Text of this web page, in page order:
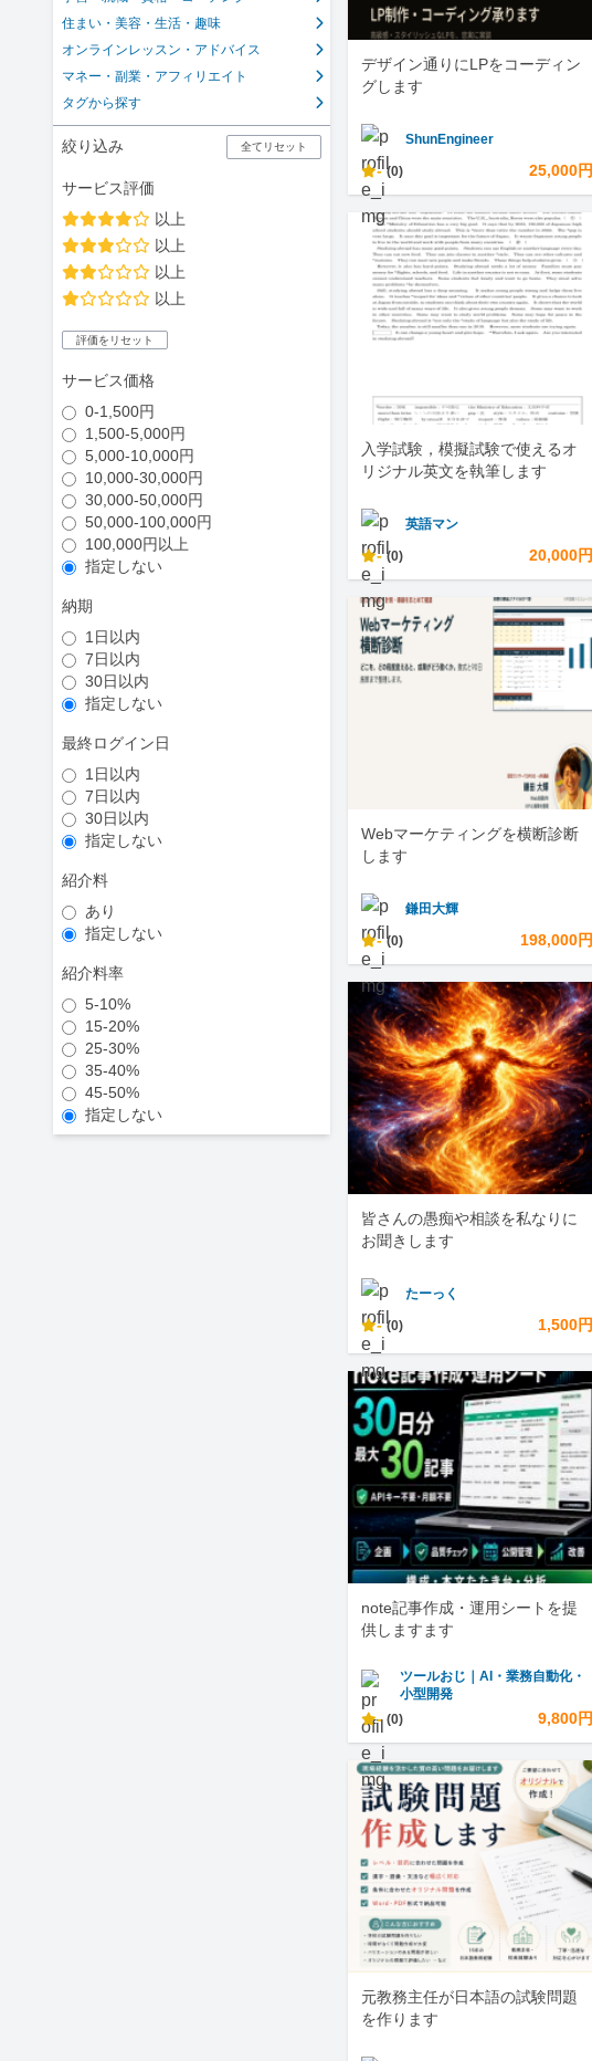
住まい・美容・生活・趣味
オンラインレッスン・アドバイス
マネー・副業・アフィリエイト
タグから探す
絞り込み 全てリセット
サービス評価
以上
以上
以上
以上
評価をリセット
サービス価格
0-1,500円
1,500-5,000円
5,000-10,000円
10,000-30,000円
30,000-50,000円
50,000-100,000円
100,000円以上
指定しない
納期
1日以内
7日以内
30日以内
指定しない
最終ログイン日
1日以内
7日以内
30日以内
指定しない
紹介料
あり
指定しない
紹介料率
5-10%
15-20%
25-30%
35-40%
45-50%
指定しない
デザイン通りにLPをコーディン
グします
ShunEngineer
- (0) 25,000円
入学試験，模擬試験で使えるオ
リジナル英文を執筆します
英語マン
- (0) 20,000円
Webマーケティングを横断診断
します
鎌田大輝
- (0) 198,000円
皆さんの愚痴や相談を私なりに
お聞きします
たーっく
- (0) 1,500円
note記事作成・運用シートを提
供しますます
ツールおじ｜AI・業務自動化・
小型開発
- (0) 9,800円
元教務主任が日本語の試験問題
を作ります